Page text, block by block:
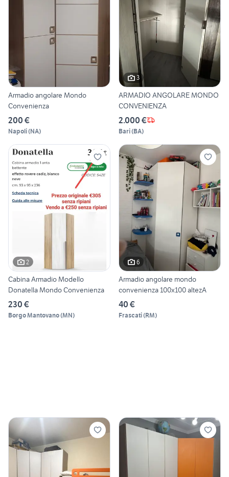
Armadio angolare Mondo
Convenienza
200 €
Napoli(NA)
3
ARMADIO ANGOLARE MONDO
CONVENIENZA
2.000 €
Bari(BA)
2
Cabina Armadio Modello
Donatella Mondo Convenienza
230 €
Borgo Mantovano(MN)
6
Armadio angolare mondo
convenienza 100x100 altezA
40 €
Frascati(RM)